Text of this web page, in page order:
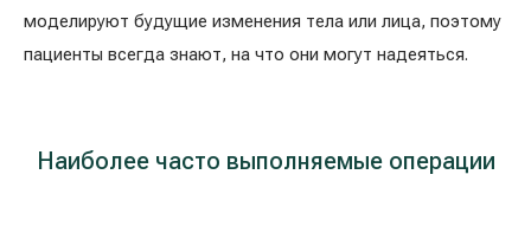
моделируют будущие изменения тела или лица, поэтому
пациенты всегда знают, на что они могут надеяться.
Наиболее часто выполняемые операции